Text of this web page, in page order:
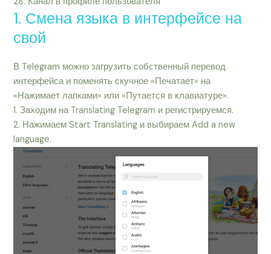
1. Смена языка в интерфейсе на
свой
В Telegram можно загрузить собственный перевод
интерфейса и поменять скучное «Печатает» на
«Нажимает лапками» или «Путается в клавиатуре».
1. Заходим на Translating Telegram и регистрируемся.
2. Нажимаем Start Translating и выбираем Add a new
language.